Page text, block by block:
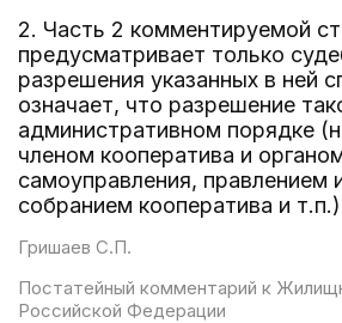
2. Часть 2 комментируемой
предусматривает только
разрешения указанных в ней
означает, что разрешение
административном порядке
членом кооператива и
самоуправления, правлением
собранием кооператива и
Гришаев С.П.
Постатейный комментарий к
Российской Федерации